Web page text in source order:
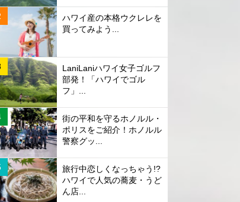
ハワイ産の本格ウクレレを
買ってみよう...
LaniLaniハワイ女子ゴルフ
部発！「ハワイでゴル
フ」...
街の平和を守るホノルル・
ポリスをご紹介！ホノルル
警察グッ...
旅行中恋しくなっちゃう!?
ハワイで人気の蕎麦・うど
ん店...